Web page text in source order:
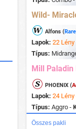
Wild-
Alfons (Rare
Lapok: 22 Lény
Típus:
Mill Paladin
PHOENIX (
Lapok: 24 Lény
Típus: Aggro -
Összes pakli